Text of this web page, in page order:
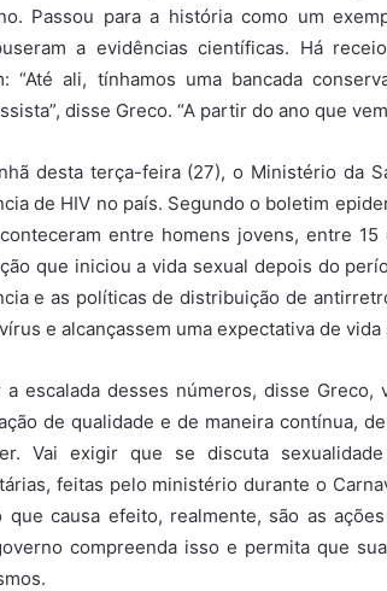
Passou para a história como um
a evidências científicas. Há
“Até ali, tínhamos uma bancada
disse Greco. “A partir do ano que
desta terça-feira (27), o Ministério da
de HIV no país. Segundo o boletim
entre homens jovens, entre
que iniciou a vida sexual depois do
e as políticas de distribuição de
e alcançassem uma expectativa de
a escalada desses números, disse
de qualidade e de maneira contínua,
Vai exigir que se discuta
feitas pelo ministério durante o
que causa efeito, realmente, são as
compreenda isso e permita que